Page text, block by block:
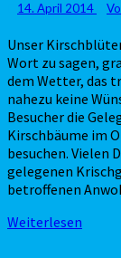
Nachlese
14. April 2014
Unser
Wort zu sagen,
dem Wetter, das
nahezu keine
Besucher die
Kirschbäume im
besuchen. Vielen
gelegenen
betroffenen
Weiterlesen